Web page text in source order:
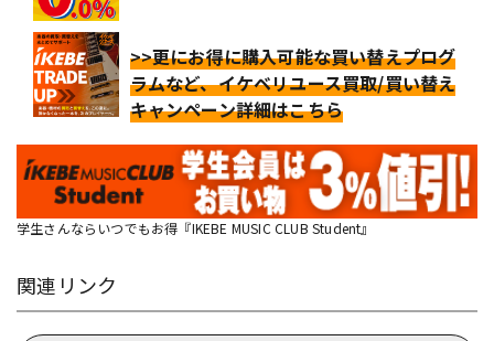
>>更にお得に購入可能な買い替えプログ
ラムなど、イケベリユース買取/買い替え
キャンペーン詳細はこちら
学生さんならいつでもお得『IKEBE MUSIC CLUB Student』
関連リンク